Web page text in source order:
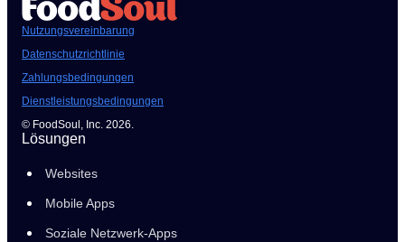
Nutzungsvereinbarung
Datenschutzrichtlinie
Zahlungsbedingungen
Dienstleistungsbedingungen
© FoodSoul, Inc. 2026.
Lösungen
Websites
Mobile Apps
Soziale Netzwerk-Apps